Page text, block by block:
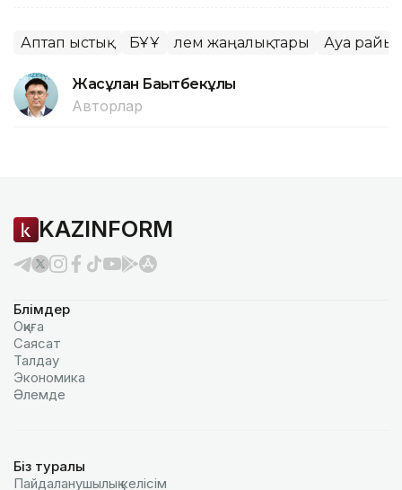
Аптап ыстық БҰҰ Әлем жаңалықтары Ауа райы
Жасұлан Бақытбекұлы
Авторлар
KAZINFORM
Бөлімдер
Оқиға
Саясат
Талдау
Экономика
Әлемде
Біз туралы
Пайдаланушылық келiciм